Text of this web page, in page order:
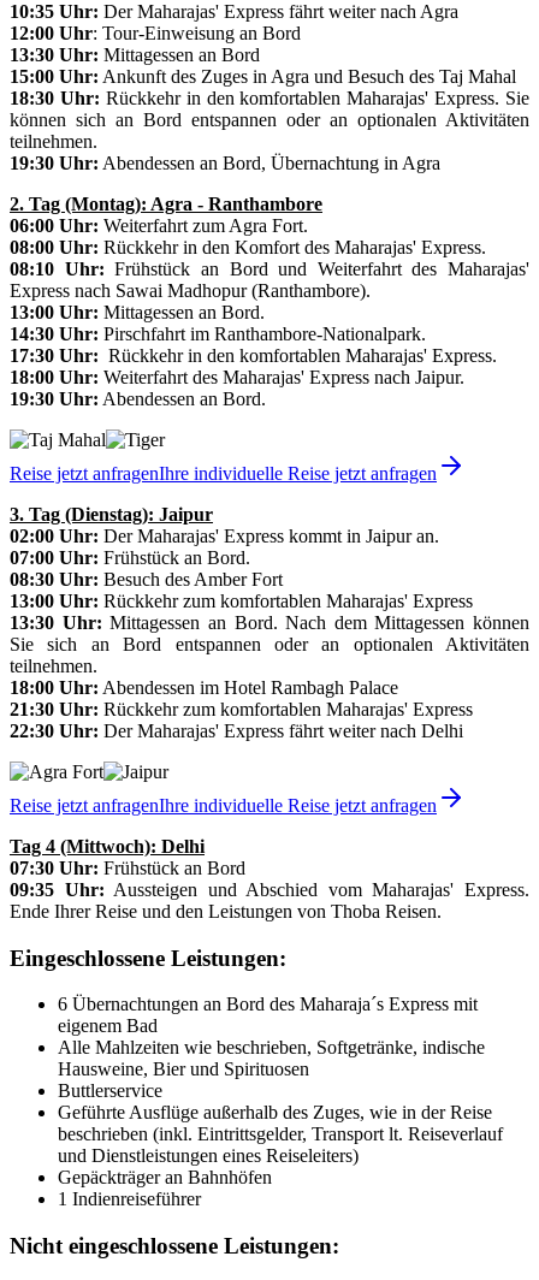
10:35 Uhr: Der Maharajas' Express fährt weiter nach Agra
12:00 Uhr: Tour-Einweisung an Bord
13:30 Uhr: Mittagessen an Bord
15:00 Uhr: Ankunft des Zuges in Agra und Besuch des Taj Mahal
18:30 Uhr: Rückkehr in den komfortablen Maharajas' Express. Sie
können sich an Bord entspannen oder an optionalen Aktivitäten
teilnehmen.
19:30 Uhr: Abendessen an Bord, Übernachtung in Agra
2. Tag (Montag): Agra - Ranthambore
06:00 Uhr: Weiterfahrt zum Agra Fort.
08:00 Uhr: Rückkehr in den Komfort des Maharajas' Express.
08:10 Uhr: Frühstück an Bord und Weiterfahrt des Maharajas'
Express nach Sawai Madhopur (Ranthambore).
13:00 Uhr: Mittagessen an Bord.
14:30 Uhr: Pirschfahrt im Ranthambore-Nationalpark.
17:30 Uhr: Rückkehr in den komfortablen Maharajas' Express.
18:00 Uhr: Weiterfahrt des Maharajas' Express nach Jaipur.
19:30 Uhr: Abendessen an Bord.
Reise jetzt anfragenIhre individuelle Reise jetzt anfragen
3. Tag (Dienstag): Jaipur
02:00 Uhr: Der Maharajas' Express kommt in Jaipur an.
07:00 Uhr: Frühstück an Bord.
08:30 Uhr: Besuch des Amber Fort
13:00 Uhr: Rückkehr zum komfortablen Maharajas' Express
13:30 Uhr: Mittagessen an Bord. Nach dem Mittagessen können
Sie sich an Bord entspannen oder an optionalen Aktivitäten
teilnehmen.
18:00 Uhr: Abendessen im Hotel Rambagh Palace
21:30 Uhr: Rückkehr zum komfortablen Maharajas' Express
22:30 Uhr: Der Maharajas' Express fährt weiter nach Delhi
Reise jetzt anfragenIhre individuelle Reise jetzt anfragen
Tag 4 (Mittwoch): Delhi
07:30 Uhr: Frühstück an Bord
09:35 Uhr: Aussteigen und Abschied vom Maharajas' Express.
Ende Ihrer Reise und den Leistungen von Thoba Reisen.
Eingeschlossene Leistungen:
6 Übernachtungen an Bord des Maharaja´s Express mit
eigenem Bad
Alle Mahlzeiten wie beschrieben, Softgetränke, indische
Hausweine, Bier und Spirituosen
Buttlerservice
Geführte Ausflüge außerhalb des Zuges, wie in der Reise
beschrieben (inkl. Eintrittsgelder, Transport lt. Reiseverlauf
und Dienstleistungen eines Reiseleiters)
Gepäckträger an Bahnhöfen
1 Indienreiseführer
Nicht eingeschlossene Leistungen: